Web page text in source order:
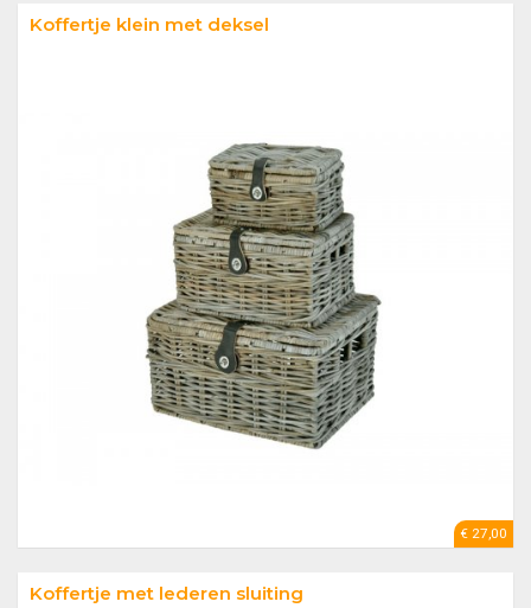
Koffertje klein met deksel
€ 27,00
Koffertje met lederen sluiting